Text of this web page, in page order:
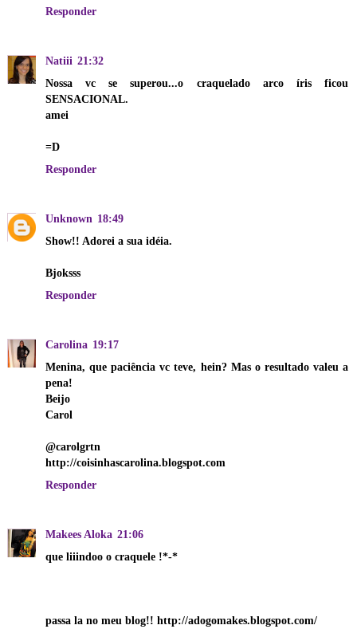
Responder
Natiii 21:32
Nossa vc se superou...o craquelado arco íris ficou
SENSACIONAL.
amei
=D
Responder
Unknown 18:49
Show!! Adorei a sua idéia.
Bjoksss
Responder
Carolina 19:17
Menina, que paciência vc teve, hein? Mas o resultado valeu a
pena!
Beijo
Carol
@carolgrtn
http://coisinhascarolina.blogspot.com
Responder
Makees Aloka 21:06
que liiindoo o craquele !*-*
passa la no meu blog!! http://adogomakes.blogspot.com/